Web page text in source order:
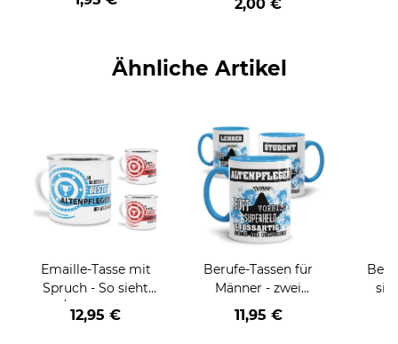
2,00 €
Ähnliche Artikel
Emaille-Tasse mit
Spruch - So sieht
der/die beste - Ihr
Beruf - aus
12,95 €
Berufe-Tassen für
Männer - zwei
Farbvarianten
11,95 €